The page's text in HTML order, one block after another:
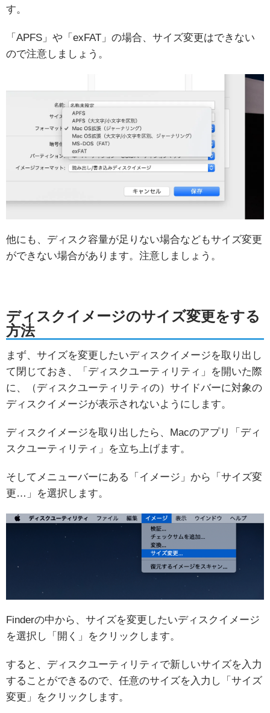
す。
「APFS」や「exFAT」の場合、サイズ変更はできない
ので注意しましょう。
他にも、ディスク容量が足りない場合などもサイズ変更
ができない場合があります。注意しましょう。
ディスクイメージのサイズ変更をする
方法
まず、サイズを変更したいディスクイメージを取り出し
て閉じておき、「ディスクユーティリティ」を開いた際
に、（ディスクユーティリティの）サイドバーに対象の
ディスクイメージが表示されないようにします。
ディスクイメージを取り出したら、Macのアプリ「ディ
スクユーティリティ」を立ち上げます。
そしてメニューバーにある「イメージ」から「サイズ変
更…」を選択します。
Finderの中から、サイズを変更したいディスクイメージ
を選択し「開く」をクリックします。
すると、ディスクユーティリティで新しいサイズを入力
することができるので、任意のサイズを入力し「サイズ
変更」をクリックします。